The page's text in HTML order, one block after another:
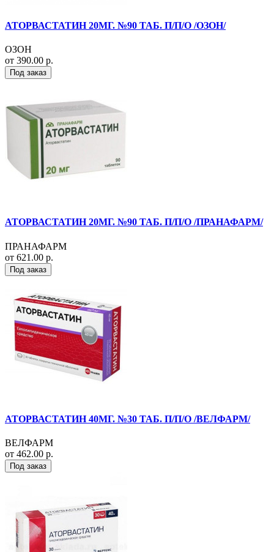
АТОРВАСТАТИН 20МГ. №90 ТАБ. П/П/О /ОЗОН/
ОЗОН
от 390.00 р.
Под заказ
АТОРВАСТАТИН 20МГ. №90 ТАБ. П/П/О /ПРАНАФАРМ/
ПРАНАФАРМ
от 621.00 р.
Под заказ
АТОРВАСТАТИН 40МГ. №30 ТАБ. П/П/О /ВЕЛФАРМ/
ВЕЛФАРМ
от 462.00 р.
Под заказ